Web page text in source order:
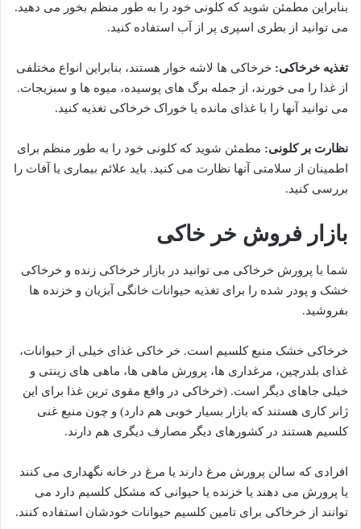
بنابراین مطمئن شوید که کلونی خود را به طور منظم بخور می دهید.
می توانید از بطری اسپری پر از آب استفاده کنید.
تغذیه خرخاکی: خرخاکی ها لاشه خوار هستند، بنابراین انواع مختلفی
از غذا را می خورند، از جمله برگ های پوسیده، میوه ها و سبزیجات.
می توانید آنها را با غذای مانده یا خوراک خرخاکی تغذیه کنید.
نظارت بر کلونی: مطمئن شوید که کلونی خود را به طور منظم برای
اطمینان از سلامتی آنها نظارت می کنید. باید علائم بیماری یا آفات را
بررسی کنید.
بازار فروش خر خاکی
شما با پرورش خرخاکی می توانید در بازار خرخاکی زنده و خرخاکی
خشک و پودر شده را برای تغذیه حیوانات خانگی آبزیان و خزنده ها
بفروشید.
خرخاکی خشک منبع کلسیم است. خر خاکی غذای خیلی از حیوانات،
غذای بلدرچین، مرغداری ها، پرورش ماهی ها، ماهی های زینتی و
خیلی جاهای دیگر است. (خرخاکی در واقع مقوی ترین غذا برای این
ژانر کاری هستند که بازار بسیار خوبی هم دارد) و چون منبع غنی
کلسیم هستند در کشورهای دیگر مصارف دیگری هم دارند.
افرادی که سالن پرورش مرغ دارند یا مرغ در خانه نگهداری می کنند
یا پرورش می دهند یا خزنده یا حیوانی که مشکل کلسیم دارد می
توانند از خرخاکی برای تامین کلسیم حیوانات خودشان استفاده کنند.